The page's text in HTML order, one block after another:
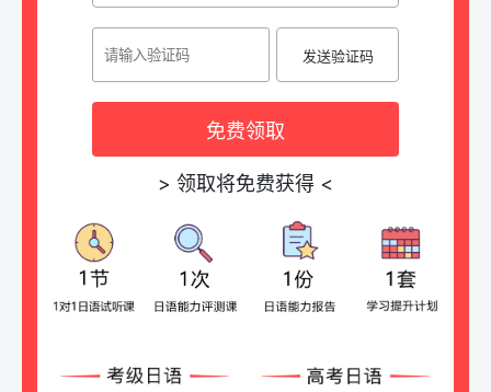
发送验证码
免费领取
> 领取将免费获得 <